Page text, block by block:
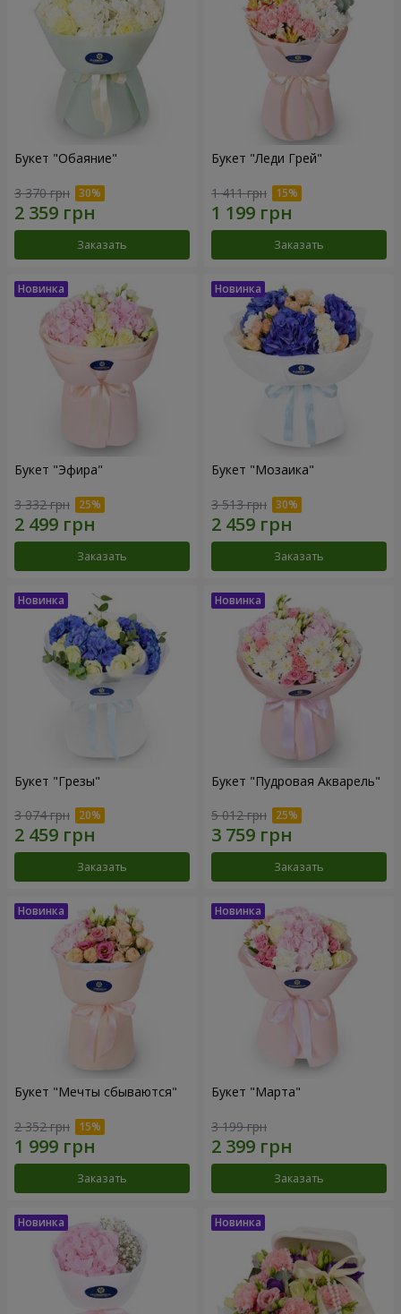
Букет "Обаяние"
3 370 грн
Заказать
Букет "Леди Грей"
1 411 грн
Заказать
Букет "Эфира"
3 332 грн
Заказать
Букет "Мозаика"
3 513 грн
Заказать
Букет "Грезы"
3 074 грн
Заказать
Букет "Пудровая Акварель"
5 012 грн
Заказать
Букет "Мечты сбываются"
2 352 грн
Заказать
Букет "Марта"
3 199 грн
Заказать